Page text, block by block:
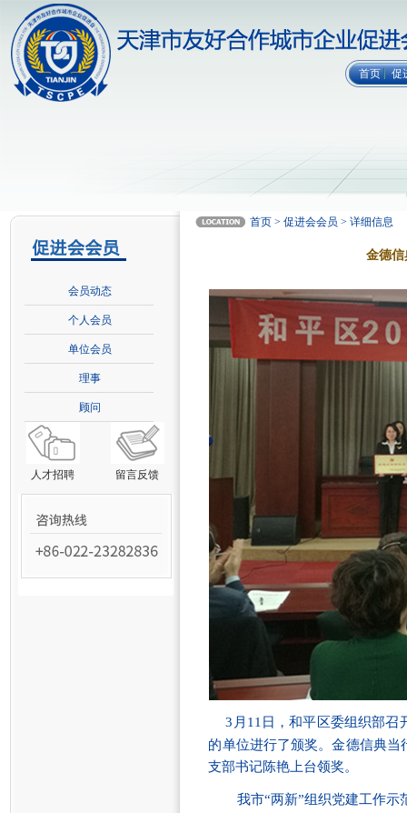
首页 促
会员动态
个人会员
单位会员
理事
顾问
人才招聘 留言反馈
首页 > 促进会会员 > 详细信息
金德信
3 月 11 日，和平区委组织部召
的单位进行了颁奖。金德信典当
支部书记陈艳上台领奖。
我市“两新”组织党建工作